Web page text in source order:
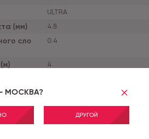
МОСКВА?
ДРУГОЙ
ULTRA
(мм) 4.8
сло
0.4
4